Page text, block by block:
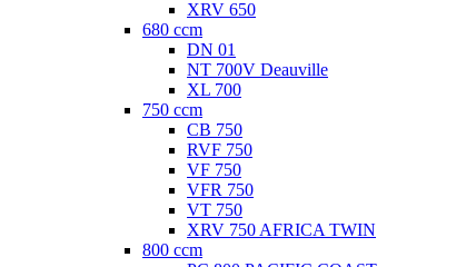
XRV 650
680 ccm
DN 01
NT 700V Deauville
XL 700
750 ccm
CB 750
RVF 750
VF 750
VFR 750
VT 750
XRV 750 AFRICA TWIN
800 ccm